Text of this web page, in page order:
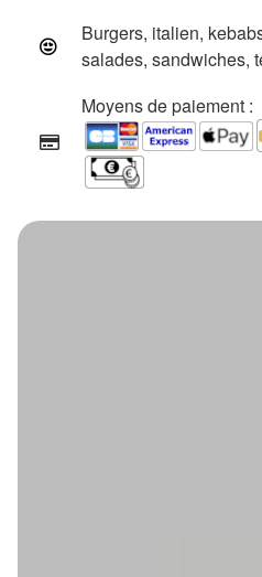
Burgers, italien,
salades, sandwiches,
Moyens de paiement :